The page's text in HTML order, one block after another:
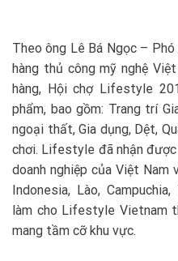
Theo ông Lê Bá Ngọc –
hàng thủ công mỹ nghệ
hàng, Hội chợ Lifestyle
phẩm, bao gồm: Trang trí
ngoại thất, Gia dụng, Dệt,
chơi. Lifestyle đã nhận
doanh nghiệp của Việt Nam
Indonesia, Lào,
làm cho Lifestyle Vietnam
mang tầm cỡ khu vực.